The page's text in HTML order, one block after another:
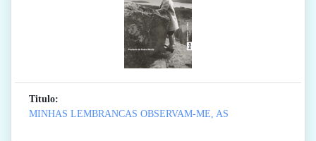
Titulo:
MINHAS LEMBRANCAS OBSERVAM-ME, AS